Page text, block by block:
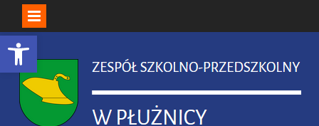
Open toolbar
Skip
to
content